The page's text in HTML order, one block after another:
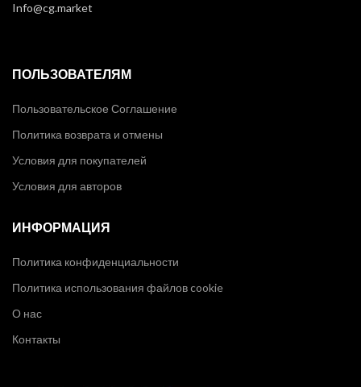
Info@cg.market
ПОЛЬЗОВАТЕЛЯМ
Пользовательское Соглашение
Политика возврата и отмены
Условия для покупателей
Условия для авторов
ИНФОРМАЦИЯ
Политика конфиденциальности
Политика использования файлов cookie
О нас
Контакты